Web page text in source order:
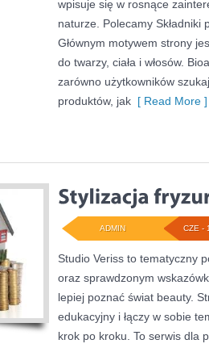
wpisuje się w rosnące
naturze. Polecamy Składniki
Głównym motywem strony
do twarzy, ciała i włosów.
zarówno użytkowników
produktów, jak [ Read More ]
CZE -
ADMIN
Studio Veriss to tematyczny
oraz sprawdzonym
lepiej poznać świat beauty.
edukacyjny i łączy w sobie
krok po kroku. To serwis dla